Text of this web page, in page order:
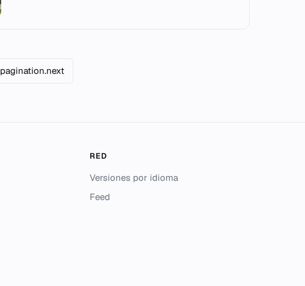
pagination.next
RED
Versiones por idioma
Feed